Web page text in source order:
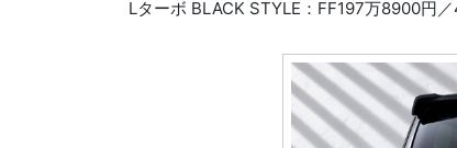
Lターボ BLACK STYLE：FF197万8900円